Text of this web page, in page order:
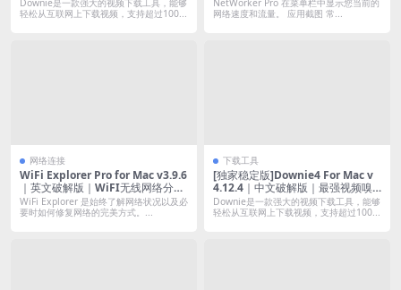
酷土豆腾讯等)
Downie是一款强大的视频下载工具，能够
轻松从互联网上下载视频，支持超过100...
NetWorker Pro 在菜单栏中显示您当前的
网络速度和流量。 应用截图 常...
网络连接
WiFi Explorer Pro for Mac v3.9.6
｜英文破解版｜WiFI无线网络分析
的专业工具
WiFi Explorer 是始终了解网络状况以及必
要时如何修复网络的完美方式。...
下载工具
[独家稳定版]Downie4 For Mac v
4.12.4｜中文破解版｜最强视频嗅
探下载(支持油管B站抖音小红书优
酷土豆腾讯等)
Downie是一款强大的视频下载工具，能够
轻松从互联网上下载视频，支持超过100...